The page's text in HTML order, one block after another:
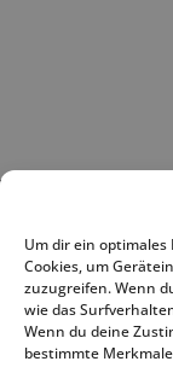
Um dir ein
Cookies, um
zuzugreifen. Wenn
wie das
Wenn du deine
bestimmte
und Softball